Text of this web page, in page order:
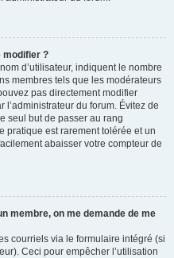
modifier ?
d’utilisateur, indiquent le nombre
membres tels que les modérateurs
pas directement modifier
l’administrateur du forum. Évitez de
seul but de passer au rang
pratique est rarement tolérée et un
abaisser votre compteur de
membre, on me demande de me
courriels via le formulaire intégré (si
Ceci pour empêcher l’utilisation